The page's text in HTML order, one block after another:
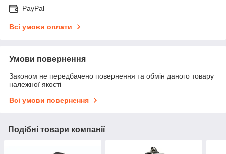
PayPal
Всі умови оплати
Умови повернення
Законом не передбачено повернення та обмін даного товару
належної якості
Всі умови повернення
Подібні товари компанії